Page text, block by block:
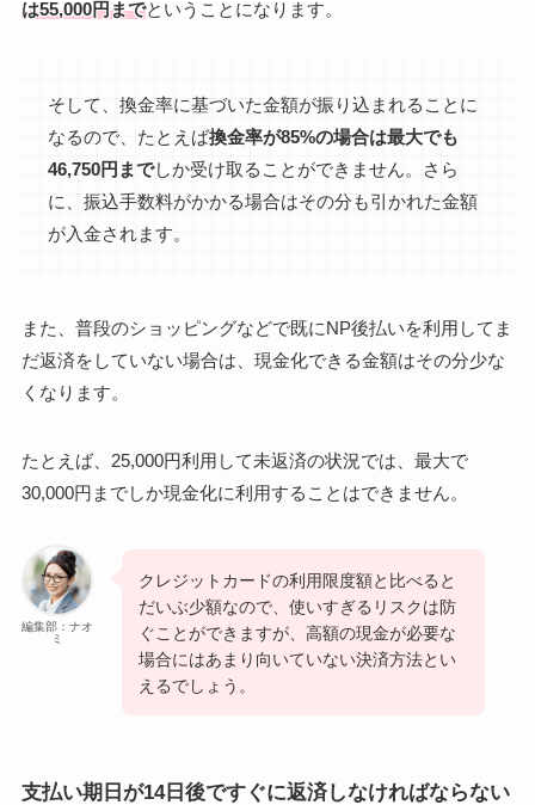
は55,000円までということになります。
そして、換金率に基づいた金額が振り込まれることに
なるので、たとえば換金率が85%の場合は最大でも
46,750円までしか受け取ることができません。さら
に、振込手数料がかかる場合はその分も引かれた金額
が入金されます。
また、普段のショッピングなどで既にNP後払いを利用してま
だ返済をしていない場合は、現金化できる金額はその分少な
くなります。
たとえば、25,000円利用して未返済の状況では、最大で
30,000円までしか現金化に利用することはできません。
編集部：ナオ
ミ
クレジットカードの利用限度額と比べると
だいぶ少額なので、使いすぎるリスクは防
ぐことができますが、高額の現金が必要な
場合にはあまり向いていない決済方法とい
えるでしょう。
支払い期日が14日後ですぐに返済しなければならない